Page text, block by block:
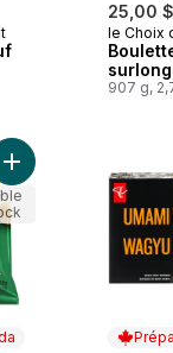
25,00 $
le Choix
907 g,
Ajouter Boulettes